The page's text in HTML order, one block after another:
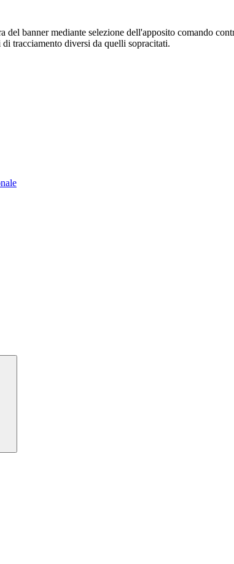
banner mediante selezione dell'apposito comando
tracciamento diversi da quelli sopracitati.